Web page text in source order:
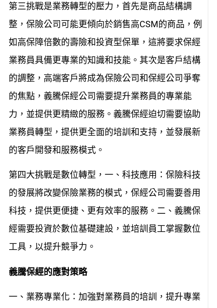
第三挑戰是業務轉型的壓力，首先是商品結構調
整，保險公司可能更傾向於銷售高CSM的商品，例
如高保障倍數的壽險和投資型保單，這將要求保經
業務員具備更專業的知識和技能。其次是客戶結構
的調整，高端客戶將成為保險公司和保經公司爭奪
的焦點，義騰保經公司需要提升業務員的專業能
力，並提供更精緻的服務。義騰保經迫切需要協助
業務員轉型，提供更全面的培訓和支持，並發展新
的客戶開發和服務模式。
第四大挑戰是數位轉型，一、科技應用：保險科技
的發展將改變保險業務的模式，保經公司需要善用
科技，提供更便捷、更有效率的服務。二、義騰保
經需要投資於數位基礎建設，並培訓員工掌握數位
工具，以提升競爭力。
義騰保經的應對策略
一、業務專業化：加強對業務員的培訓，提升專業